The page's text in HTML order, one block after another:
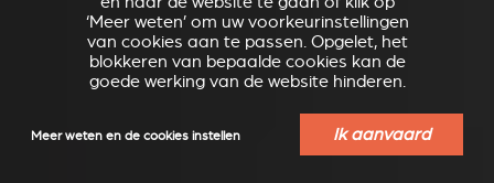
‘Meer weten’ om uw voorkeurinstellingen
van cookies aan te passen. Opgelet, het
blokkeren van bepaalde cookies kan de
goede werking van de website hinderen.
Meer weten en de cookies instellen Ik aanvaard